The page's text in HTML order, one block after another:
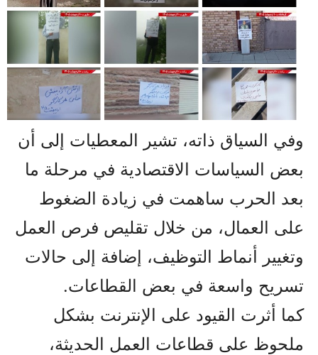
وفي السياق ذاته، تشير المعطيات إلى أن
بعض السياسات الاقتصادية في مرحلة ما
بعد الحرب ساهمت في زيادة الضغوط
على العمال، من خلال تقليص فرص العمل
وتغيير أنماط التوظيف، إضافة إلى حالات
تسريح واسعة في بعض القطاعات.
كما أثرت القيود على الإنترنت بشكل
ملحوظ على قطاعات العمل الحديثة،